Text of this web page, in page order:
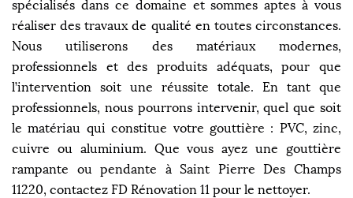
spécialisés dans ce domaine et sommes aptes à vous
réaliser des travaux de qualité en toutes circonstances.
Nous utiliserons des matériaux modernes,
professionnels et des produits adéquats, pour que
l’intervention soit une réussite totale. En tant que
professionnels, nous pourrons intervenir, quel que soit
le matériau qui constitue votre gouttière : PVC, zinc,
cuivre ou aluminium. Que vous ayez une gouttière
rampante ou pendante à Saint Pierre Des Champs
11220, contactez FD Rénovation 11 pour le nettoyer.